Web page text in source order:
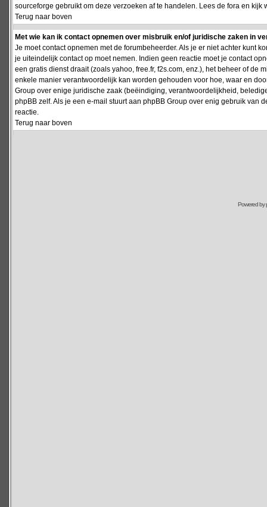
sourceforge gebruikt om deze verzoeken af te handelen. Lees de fora en
Terug naar boven
Met wie kan ik contact opnemen over misbruik en/of juridische zaken in
Je moet contact opnemen met de forumbeheerder. Als je er niet achter kunt
je uiteindelijk contact op moet nemen. Indien geen reactie moet je contact
een gratis dienst draait (zoals yahoo, free.fr, f2s.com, enz.), het beheer of
enkele manier verantwoordelijk kan worden gehouden voor hoe, waar en
Group over enige juridische zaak (beëindiging, verantwoordelijkheid,
phpBB zelf. Als je een e-mail stuurt aan phpBB Group over enig gebruik
reactie.
Terug naar boven
Powered by